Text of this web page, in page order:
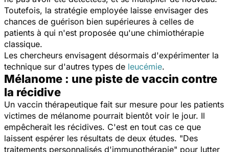
Toutefois, la stratégie employée laisse envisager des
chances de guérison bien supérieures à celles de
patients à qui n'est proposée qu'une chimiothérapie
classique.
Les chercheurs envisagent désormais d'expérimenter la
technique sur d'autres types de leucémie.
Mélanome : une piste de vaccin contre
la récidive
Un vaccin thérapeutique fait sur mesure pour les patients
victimes de mélanome pourrait bientôt voir le jour. Il
empêcherait les récidives. C'est en tout cas ce que
laissent espérer les résultats de deux études. "Des
traitements personnalisés d'immunothérapie" pour lutter